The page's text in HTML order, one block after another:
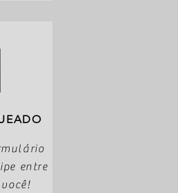
entre